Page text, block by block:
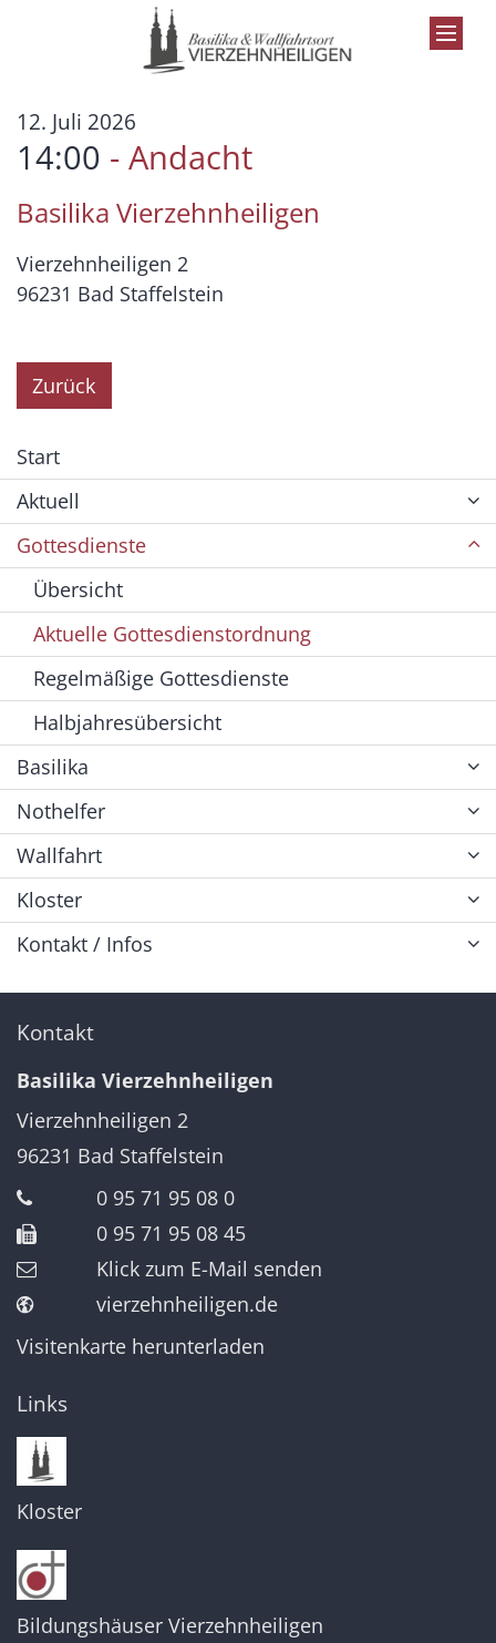
Zum Inhalt springen
12. Juli 2026
14:00 Andacht
Basilika Vierzehnheiligen
Vierzehnheiligen 2
96231 Bad Staffelstein
Zurück
Start
Aktuell
Gottesdienste
Übersicht
Aktuelle Gottesdienstordnung
Regelmäßige Gottesdienste
Halbjahresübersicht
Basilika
Nothelfer
Wallfahrt
Kloster
Kontakt / Infos
Kontakt
Basilika Vierzehnheiligen
Vierzehnheiligen 2
96231 Bad Staffelstein
0 95 71 95 08 0
0 95 71 95 08 45
Klick zum E-Mail senden
vierzehnheiligen.de
Visitenkarte herunterladen
Links
Kloster
Bildungshäuser Vierzehnheiligen